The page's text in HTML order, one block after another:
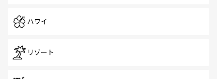
ハワイ
リゾート